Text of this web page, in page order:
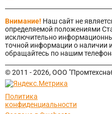
Внимание! Наш сайт не
определяемой положениями
исключительно
точной информации о наличии
обращайтесь по нашим
© 2011 - 2026, ООО
Политика
конфиденциальности